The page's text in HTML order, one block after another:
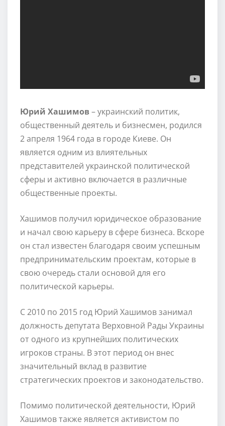
Юрий Хашимов– украинский политик,
общественный деятель и бизнесмен, родился
2 апреля 1964 года в городе Киеве. Он
является одним из влиятельных
представителей украинской политической
сферы и активно включается в различные
общественные проекты.
Хашимов получил юридическое образование
и начал свою карьеру в сфере бизнеса. Вскоре
он стал известен благодаря своим успешным
предпринимательским проектам, которые в
свою очередь стали основой для его
политической карьеры.
С 2010 по 2015 год Юрий Хашимов занимал
должность депутата Верховной Рады Украины
от одного из крупнейших политических
игроков страны. В этот период он внес
значительный вклад в развитие
стратегических проектов и законодательство.
Помимо политической деятельности, Юрий
Хашимов также является активистом по